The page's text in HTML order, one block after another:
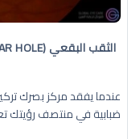
عندما يفقد مركز بصرك
ضبابية في منتصف رؤيتك